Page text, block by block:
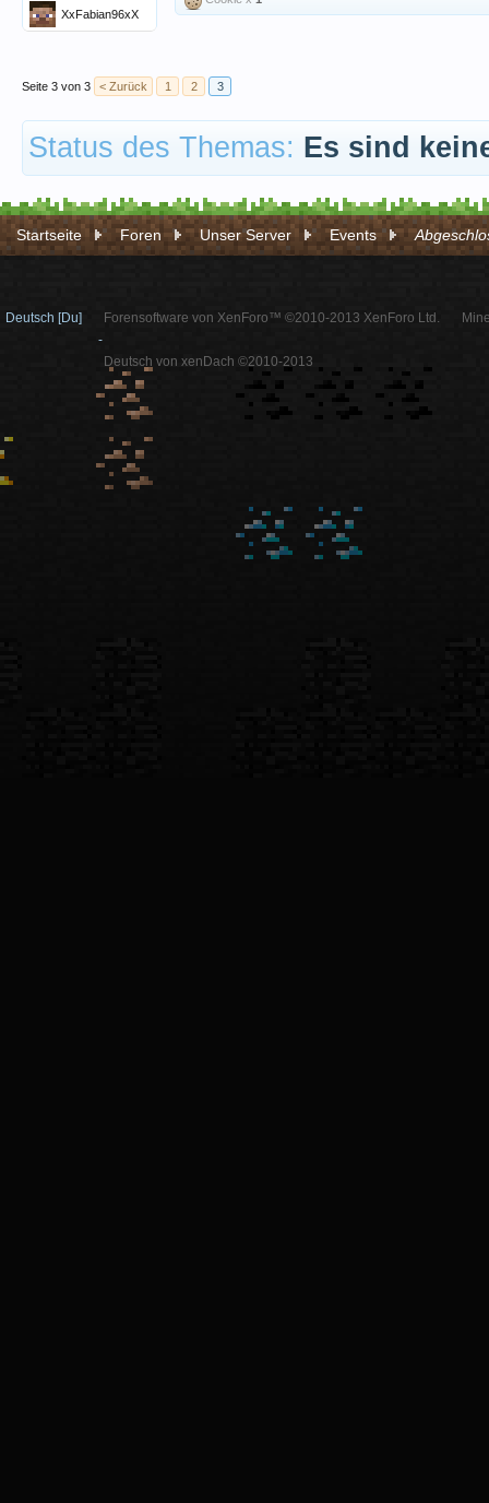
XxFabian96xX
Seite 3 von 3 < Zurück 1 2 3
Status des Themas: Es sind
Startseite Foren Unser Server Events
Deutsch [Du]
Forensoftware von XenForo™ ©2010-2013 XenForo Ltd.
-
Deutsch von xenDach ©2010-2013